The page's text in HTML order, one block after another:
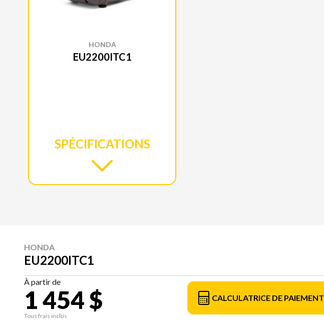
HONDA
EU2200ITC1
SPÉCIFICATIONS
HONDA
EU2200ITC1
À partir de
1 454 $
Tous frais inclus
CALCULATRICE DE PAIEMENT